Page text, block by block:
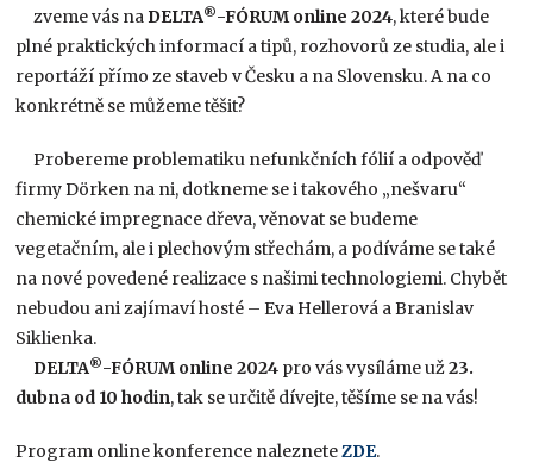
zveme vás na DELTA®-FÓRUM online 2024, které bude
plné praktických informací a tipů, rozhovorů ze studia, ale i
reportáží přímo ze staveb v Česku a na Slovensku. A na co
konkrétně se můžeme těšit?
Probereme problematiku nefunkčních fólií a odpověď
firmy Dörken na ni, dotkneme se i takového „nešvaru“
chemické impregnace dřeva, věnovat se budeme
vegetačním, ale i plechovým střechám, a podíváme se také
na nové povedené realizace s našimi technologiemi. Chybět
nebudou ani zajímaví hosté – Eva Hellerová a Branislav
Siklienka.
DELTA®-FÓRUM online 2024 pro vás vysíláme už23.
dubna od 10 hodin, tak se určitě dívejte, těšíme se na vás!
Program online konference nalezneteZDE.